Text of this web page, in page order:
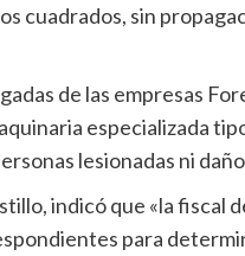
cuadrados, sin
de las empresas
especializada
lesionadas ni
indicó que «la fiscal
para